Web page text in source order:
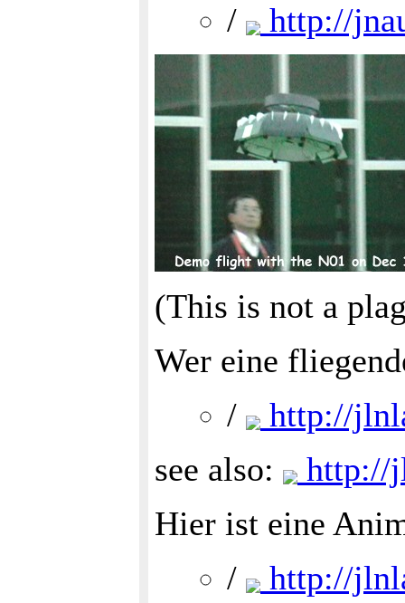
/ http://
(This is not a
Wer eine
/
http://
see also:
http://
Hier ist eine
/
http://